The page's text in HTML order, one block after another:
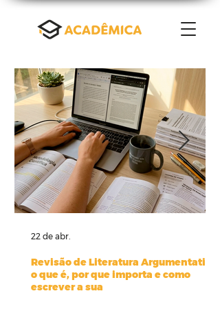
Revisão de Literatura Argumentativa:
o que é, por que importa e como
escrever a sua
22 de abr.